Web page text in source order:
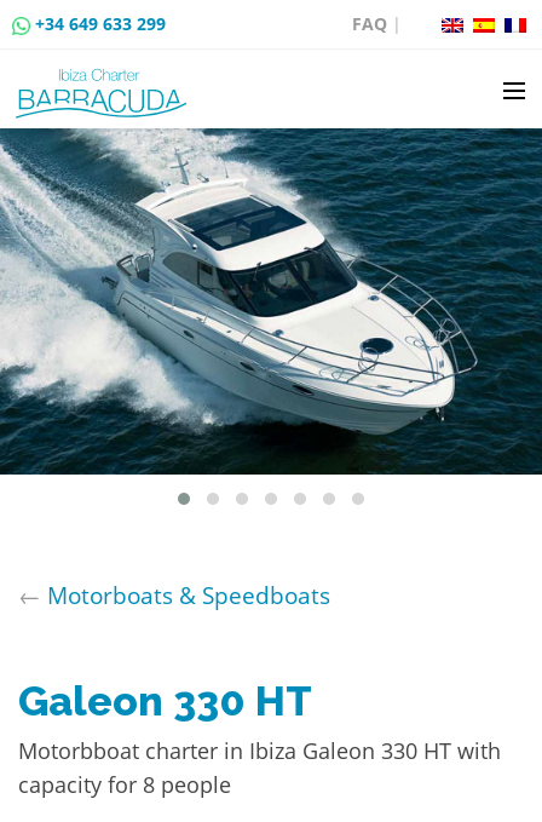
+34 649 633 299 FAQ|
BOAT CHARTER
BOAT SALES
MOORING RENTAL
BOAT RENTAL ROUTES
EVENTS
BLOG
← Motorboats & Speedboats
Galeon 330 HT
Motorbboat charter in Ibiza Galeon 330 HT with
capacity for 8 people